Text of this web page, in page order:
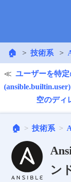
🏠 技術系
ユーザーを特
(ansible.builtin.user)
空のディ
🏠 技術系
ン